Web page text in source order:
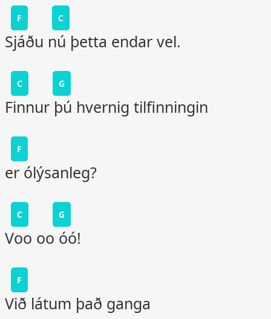
F C
Sjáðu nú þetta endar vel.
C G
Finnur þú hvernig tilfinningin
F
er ólýsanleg?
C G
Voo oo óó!
F
Við látum það ganga